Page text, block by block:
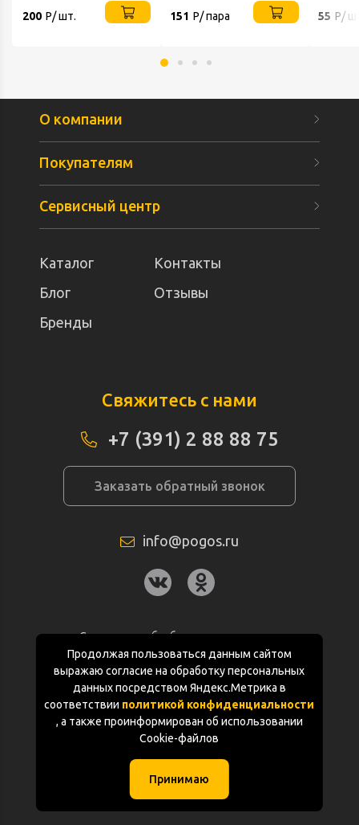
200 Р/ шт. 151 Р/ пара
55 Р/
Продолжая пользоваться данным сайтом
выражаю согласие на обработку персональных
данных посредством Яндекс.Метрика в
соответствии политикой конфиденциальности
, а также проинформирован об использовании
Cookie-файлов
Принимаю
О компании
Покупателям
Сервисный центр
Каталог
Контакты
Блог
Отзывы
Бренды
Свяжитесь с нами
+7 (391) 2 88 88 75
Заказать обратный звонок
info@pogos.ru
Согласие на обработку персональных
данных
Политика конфиденциальности
Документация
(с) «POGOS.ru» 2010-2026 (ИП Чивчян М.Р.)